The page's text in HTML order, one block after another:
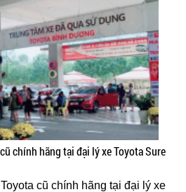
chính hãng tại đại lý xe Toyota Sure
cũ chính hãng tại đại lý xe